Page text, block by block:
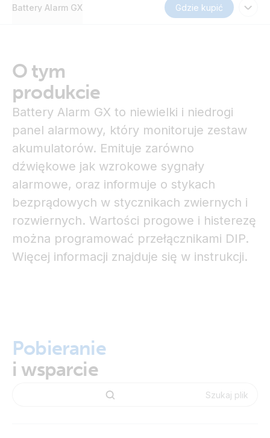
Battery Alarm GX Gdzie kupić
O tym
produkcie
Battery Alarm GX to niewielki i niedrogi
panel alarmowy, który monitoruje zestaw
akumulatorów. Emituje zarówno
dźwiękowe jak wzrokowe sygnały
alarmowe, oraz informuje o stykach
bezprądowych w stycznikach zwiernych i
rozwiernych. Wartości progowe i histerezę
można programować przełącznikami DIP.
Więcej informacji znajduje się w instrukcji.
Pobieranie
i wsparcie